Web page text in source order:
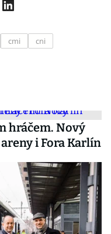
cmi
cni
hráčem. Nový
i Fora Karlín